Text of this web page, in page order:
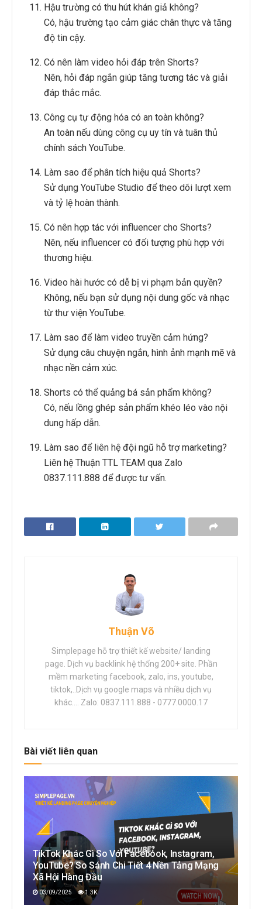
Hậu trường có thu hút khán giả không?
Có, hậu trường tạo cảm giác chân thực và tăng
độ tin cậy.
Có nên làm video hỏi đáp trên Shorts?
Nên, hỏi đáp ngắn giúp tăng tương tác và giải
đáp thắc mắc.
Công cụ tự động hóa có an toàn không?
An toàn nếu dùng công cụ uy tín và tuân thủ
chính sách YouTube.
Làm sao để phân tích hiệu quả Shorts?
Sử dụng YouTube Studio để theo dõi lượt xem
và tỷ lệ hoàn thành.
Có nên hợp tác với influencer cho Shorts?
Nên, nếu influencer có đối tượng phù hợp với
thương hiệu.
Video hài hước có dễ bị vi phạm bản quyền?
Không, nếu bạn sử dụng nội dung gốc và nhạc
từ thư viện YouTube.
Làm sao để làm video truyền cảm hứng?
Sử dụng câu chuyện ngắn, hình ảnh mạnh mẽ và
nhạc nền cảm xúc.
Shorts có thể quảng bá sản phẩm không?
Có, nếu lồng ghép sản phẩm khéo léo vào nội
dung hấp dẫn.
Làm sao để liên hệ đội ngũ hỗ trợ marketing?
Liên hệ Thuận TTL TEAM qua Zalo
0837.111.888 để được tư vấn.
Thuận Võ
Simplepage hỗ trợ thiết kế website/ landing
page. Dịch vụ backlink hệ thống 200+ site. Phần
mềm marketing facebook, zalo, ins, youtube,
tiktok,..Dịch vụ google maps và nhiều dịch vụ
khác.... Zalo: 0837.111.888 - 0777.0000.17
Bài viết liên quan
TikTok Khác Gì So Với Facebook, Instagram,
YouTube? So Sánh Chi Tiết 4 Nền Tảng Mạng
Xã Hội Hàng Đầu
03/09/2025 1.3K